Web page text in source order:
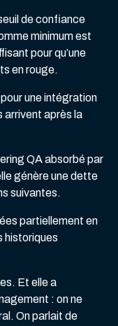
de confiance
minimum est
pour qu’une
en rouge.
une intégration
arrivent après la
QA absorbé par
génère une dette
suivantes.
partiellement en
historiques
Et elle a
: on ne
On parlait de